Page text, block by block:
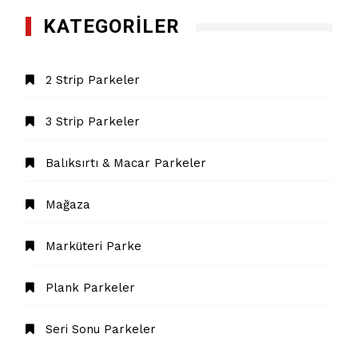
KATEGORILER
2 Strip Parkeler
3 Strip Parkeler
Balıksırtı & Macar Parkeler
Mağaza
Marküteri Parke
Plank Parkeler
Seri Sonu Parkeler